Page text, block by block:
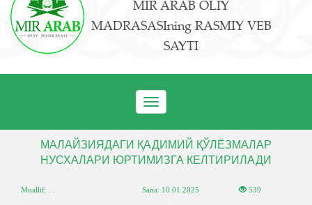
MIR ARAB OLIY
MADRASASIning RASMIY VEB
SAYTI
Toggle
navigation
МАЛАЙЗИЯДАГИ ҚАДИМИЙ ҚЎЛЁЗМАЛАР
НУСХАЛАРИ ЮРТИМИЗГА КЕЛТИРИЛАДИ
Muallif: . . Sana: 10.01.2025 539